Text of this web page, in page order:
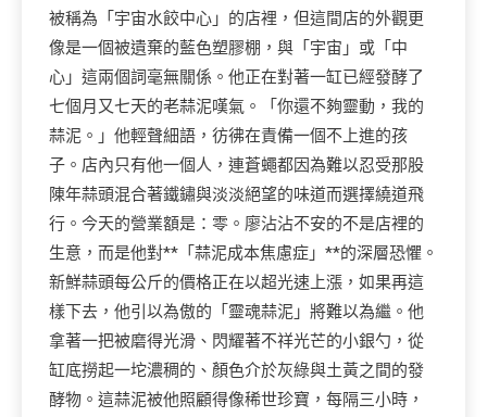
被稱為「宇宙水餃中心」的店裡，但這間店的外觀更
像是一個被遺棄的藍色塑膠棚，與「宇宙」或「中
心」這兩個詞毫無關係。他正在對著一缸已經發酵了
七個月又七天的老蒜泥嘆氣。「你還不夠靈動，我的
蒜泥。」他輕聲細語，彷彿在責備一個不上進的孩
子。店內只有他一個人，連蒼蠅都因為難以忍受那股
陳年蒜頭混合著鐵鏽與淡淡絕望的味道而選擇繞道飛
行。今天的營業額是：零。廖沾沾不安的不是店裡的
生意，而是他對**「蒜泥成本焦慮症」**的深層恐懼。
新鮮蒜頭每公斤的價格正在以超光速上漲，如果再這
樣下去，他引以為傲的「靈魂蒜泥」將難以為繼。他
拿著一把被磨得光滑、閃耀著不祥光芒的小銀勺，從
缸底撈起一坨濃稠的、顏色介於灰綠與土黃之間的發
酵物。這蒜泥被他照顧得像稀世珍寶，每隔三小時，